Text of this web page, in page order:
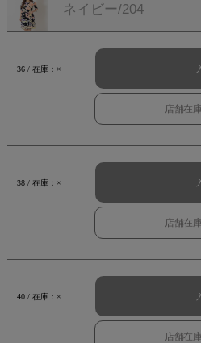
ネイビー/204
36 / 在庫：×
店舗在
38 / 在庫：×
店舗在
40 / 在庫：×
店舗在